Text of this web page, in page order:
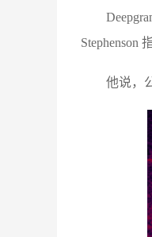
Stephenson
他说，